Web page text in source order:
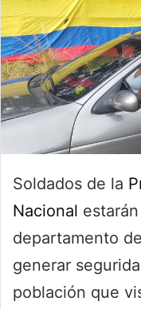
Soldados de la
Nacional
departamento
generar
población que